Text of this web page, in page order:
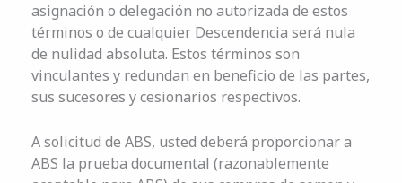
asignación o delegación no autorizada de estos
términos o de cualquier Descendencia será nula
de nulidad absoluta. Estos términos son
vinculantes y redundan en beneficio de las partes,
sus sucesores y cesionarios respectivos.
A solicitud de ABS, usted deberá proporcionar a
ABS la prueba documental (razonablemente